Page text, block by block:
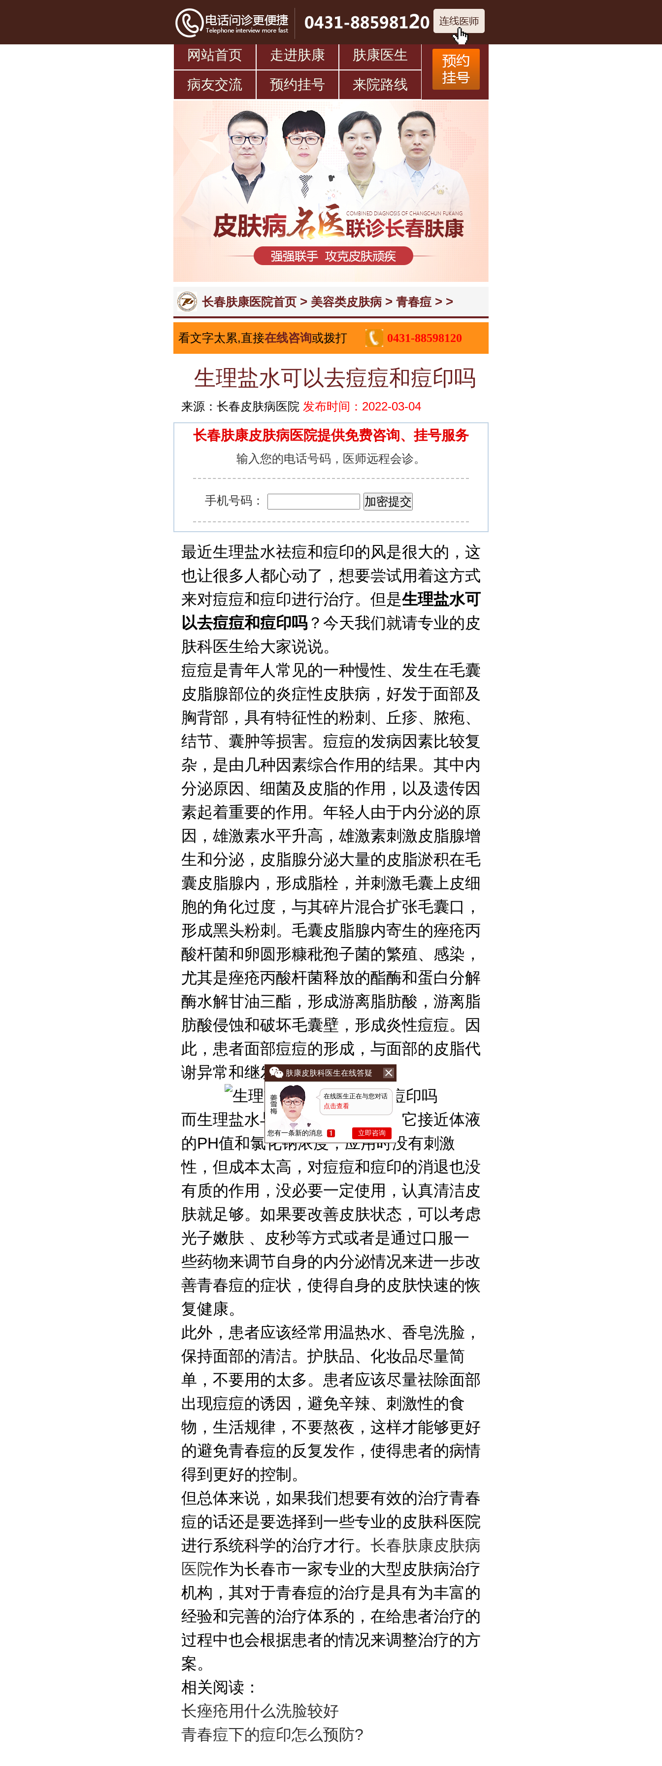
网站首页 走进肤康
肤康医生
病友交流
预约挂号 来院路线
长春肤康医院首页 > 美容类皮肤病 > 青春痘 > >
看文字太累,直接在线咨询或拨打 0431-88598120
生理盐水可以去痘痘和痘印吗
来源：长春皮肤病医院 发布时间：2022-03-04
长春肤康皮肤病医院提供免费咨询、挂号服务
输入您的电话号码，医师远程会诊。
手机号码：
最近生理盐水祛痘和痘印的风是很大的，这
也让很多人都心动了，想要尝试用着这方式
来对痘痘和痘印进行治疗。但是生理盐水可
以去痘痘和痘印吗 ？今天我们就请专业的皮
肤科医生给大家说说。
痘痘是青年人常见的一种慢性、发生在毛囊
皮脂腺部位的炎症性皮肤病，好发于面部及
胸背部，具有特征性的粉刺、丘疹、脓疱、
结节、囊肿等损害。痘痘的发病因素比较复
杂，是由几种因素综合作用的结果。其中内
分泌原因、细菌及皮脂的作用，以及遗传因
素起着重要的作用。年轻人由于内分泌的原
因，雄激素水平升高，雄激素刺激皮脂腺增
生和分泌，皮脂腺分泌大量的皮脂淤积在毛
囊皮脂腺内，形成脂栓，并刺激毛囊上皮细
胞的角化过度，与其碎片混合扩张毛囊口，
形成黑头粉刺。毛囊皮脂腺内寄生的痤疮丙
酸杆菌和卵圆形糠秕孢子菌的繁殖、感染，
尤其是痤疮丙酸杆菌释放的酯酶和蛋白分解
酶水解甘油三酯，形成游离脂肪酸，游离脂
肪酸侵蚀和破坏毛囊壁，形成炎性痘痘。因
此，患者面部痘痘的形成，与面部的皮脂代
谢异常和继发感染等有关。
而生理盐水与自来水差别不大，它接近体液
的PH值和氯化钠浓度，应用时没有刺激
性，但成本太高，对痘痘和痘印的消退也没
有质的作用，没必要一定使用，认真清洁皮
肤就足够。如果要改善皮肤状态，可以考虑
光子嫩肤 、皮秒等方式或者是通过口服一
些药物来调节自身的内分泌情况来进一步改
善青春痘的症状，使得自身的皮肤快速的恢
复健康。
此外，患者应该经常用温热水、香皂洗脸，
保持面部的清洁。护肤品、化妆品尽量简
单，不要用的太多。患者应该尽量祛除面部
出现痘痘的诱因，避免辛辣、刺激性的食
物，生活规律，不要熬夜，这样才能够更好
的避免青春痘的反复发作，使得患者的病情
得到更好的控制。
但总体来说，如果我们想要有效的治疗青春
痘的话还是要选择到一些专业的皮肤科医院
进行系统科学的治疗才行。 长春肤康皮肤病
医院作为长春市一家专业的大型皮肤病治疗
机构，其对于青春痘的治疗是具有为丰富的
经验和完善的治疗体系的，在给患者治疗的
过程中也会根据患者的情况来调整治疗的方
案。
相关阅读：
长痤疮用什么洗脸较好
青春痘下的痘印怎么预防?
肤康皮肤科医生在线答疑
在线医生正在与您对话
点击查看
您有一条新的消息 立即咨询